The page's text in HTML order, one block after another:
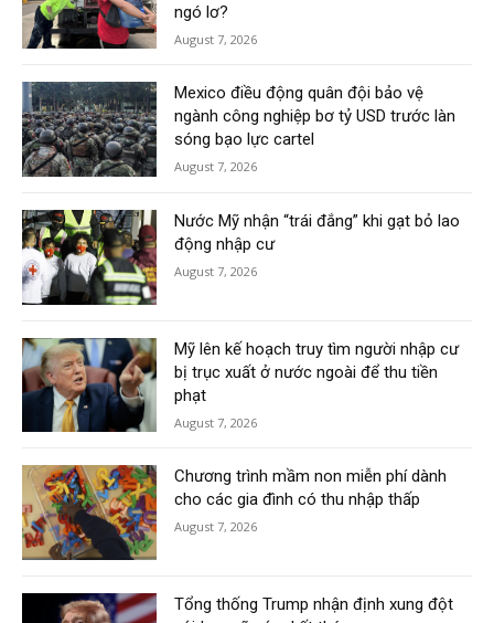
ngó lơ?
August 7, 2026
Mexico điều động quân đội bảo vệ
ngành công nghiệp bơ tỷ USD trước làn
sóng bạo lực cartel
August 7, 2026
Nước Mỹ nhận “trái đắng” khi gạt bỏ lao
động nhập cư
August 7, 2026
Mỹ lên kế hoạch truy tìm người nhập cư
bị trục xuất ở nước ngoài để thu tiền
phạt
August 7, 2026
Chương trình mầm non miễn phí dành
cho các gia đình có thu nhập thấp
August 7, 2026
Tổng thống Trump nhận định xung đột